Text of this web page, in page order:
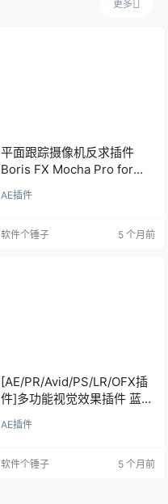
更多
平面跟踪摄像机反求插件
Boris FX Mocha Pro for
Adobe 2025 Win12.5.2.73 /
Mac12.5.3【软件个锤子
AE插件
软件个锤子 5 个月前
[AE/PR/Avid/PS/LR/OFX插
件]多功能视觉效果插件 蓝宝
石插件 Boris FX Sapphire
Plug-ins Win2026.01 /
·R2260】
AE插件
软件个锤子 5 个月前